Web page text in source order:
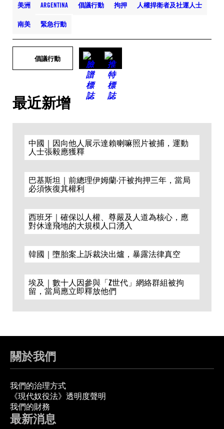
美洲 ARGENTINA 倡議行動 拘押 人權捍衛者及社運人士
南美 緊急行動
倡議行動
最近新增
中國｜因向他人展示達賴喇嘛照片被捕，運動
人士張毅應獲釋
巴基斯坦｜前總理伊姆蘭·汗被拘押三年，當局
必須恢復其權利
西班牙｜確保以人權、尊嚴及人道為核心，應
對休達飛地的大規模人口湧入
韓國｜墮胎案上訴裁決出爐，暴露法律真空
埃及｜數十人因參與「Z世代」網絡群組被拘
留，當局應立即釋放他們
關於我們
我們的治理方式
《現代奴役法》透明度聲明
我們的財務
最新消息